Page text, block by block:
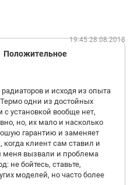
19:45 28.08.2018
Положительное
и исходя из опыта
Термо одни из достойных
установкой вообще нет,
но, их мало и насколько
гарантию и заменяет
клиент сам ставил и
меня вызвали и проблема
не бойтесь, ставьте,
моделей, но часто более